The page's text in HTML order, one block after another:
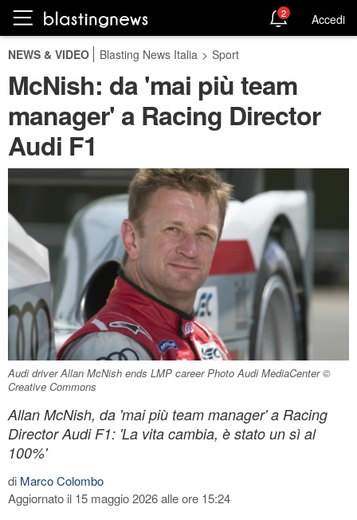
2 Accedi
NEWS & VIDEO Blasting News Italia > Sport
McNish: da 'mai più team
manager' a Racing Director
Audi F1
Audi driver Allan McNish ends LMP career Photo Audi MediaCenter ©
Creative Commons
Allan McNish, da 'mai più team manager' a Racing
Director Audi F1: 'La vita cambia, è stato un sì al
100%'
di Marco Colombo
Aggiornato il 15 maggio 2026 alle ore 15:24